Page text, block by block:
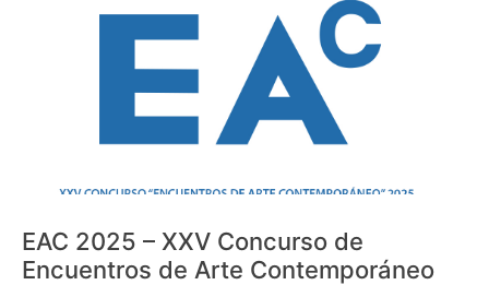
EAC 2025 – XXV Concurso de
Encuentros de Arte Contemporáneo